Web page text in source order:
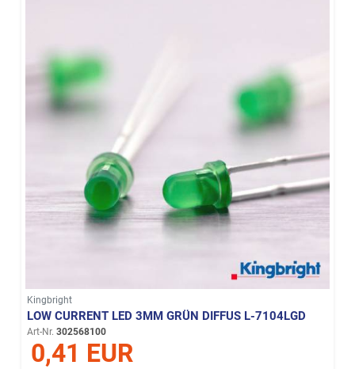
Kingbright
LOW CURRENT LED 3MM GRÜN DIFFUS L-7104LGD
Art-Nr. 302568100
0,41 EUR